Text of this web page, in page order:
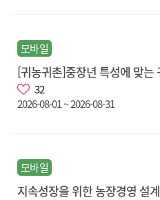
모바일
32
2026-08-01 ~ 2026-08-31
모바일
지속성장을 위한 농장경영 설계